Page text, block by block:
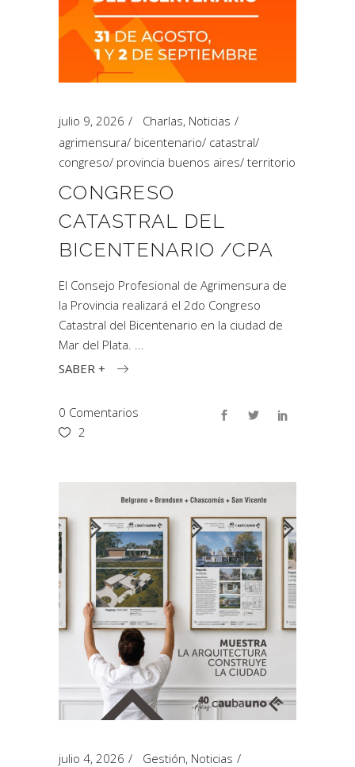
julio 9, 2026 Charlas, Noticias
agrimensura/ bicentenario/ catastral/
congreso/ provincia buenos aires/ territorio
CONGRESO
CATASTRAL DEL
BICENTENARIO /CPA
El Consejo Profesional de Agrimensura de
la Provincia realizará el 2do Congreso
Catastral del Bicentenario en la ciudad de
Mar del Plata.
SABER +
0 Comentarios
2
julio 4, 2026 Gestión, Noticias